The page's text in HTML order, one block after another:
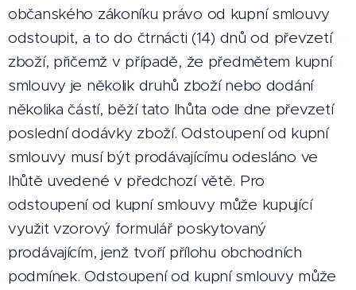
občanského zákoníku právo od kupní smlouvy
odstoupit, a to do čtrnácti (14) dnů od převzetí
zboží, přičemž v případě, že předmětem kupní
smlouvy je několik druhů zboží nebo dodání
několika částí, běží tato lhůta ode dne převzetí
poslední dodávky zboží. Odstoupení od kupní
smlouvy musí být prodávajícímu odesláno ve
lhůtě uvedené v předchozí větě. Pro
odstoupení od kupní smlouvy může kupující
využit vzorový formulář poskytovaný
prodávajícím, jenž tvoří přílohu obchodních
podmínek. Odstoupení od kupní smlouvy může